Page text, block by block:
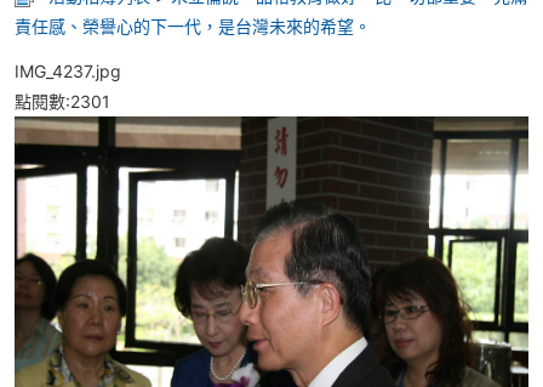
責任感、榮譽心的下一代，是台灣未來的希望。
IMG_4237.jpg
點閱數:2301